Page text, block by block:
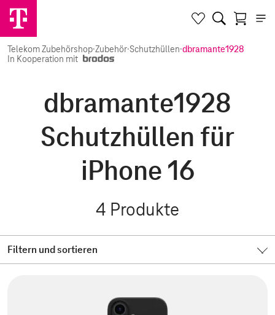
Telekom Zubehörshop·Zubehör·Schutzhüllen·dbramante1928
In Kooperation mit
dbramante1928
Schutzhüllen für
iPhone 16
4 Produkte
Filtern und sortieren